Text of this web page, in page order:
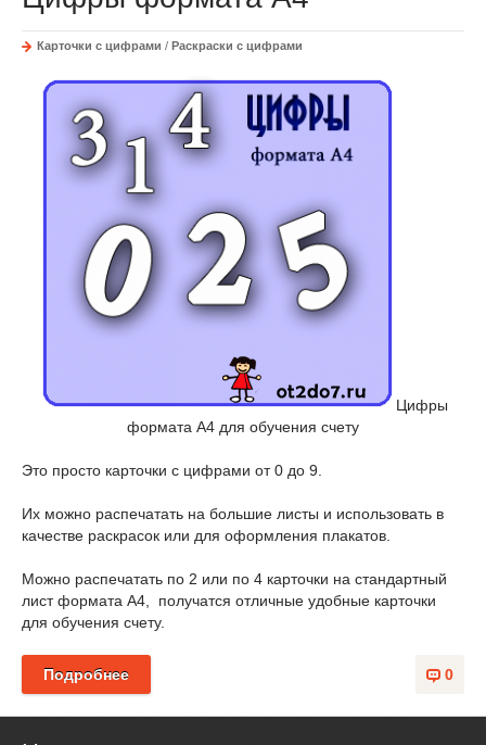
Карточки с цифрами / Раскраски с цифрами
Цифры
формата А4 для обучения счету
Это просто карточки с цифрами от 0 до 9.
Их можно распечатать на большие листы и использовать в
качестве раскрасок или для оформления плакатов.
Можно распечатать по 2 или по 4 карточки на стандартный
лист формата А4, получатся отличные удобные карточки
для обучения счету.
0
Подробнее